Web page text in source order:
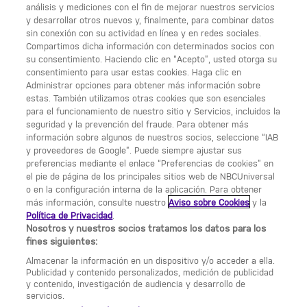
ENLACES ÚTILES
Acerca de Calle 13
Condiciones generales de uso
Opciones de anuncios
Política de privacidad
UNA DIVISIÓN DE NBCUNIVERSAL
NBCUNIVERSAL
Contáctanos por email:
contact.Calle13@nbcuni.com
NBC Universal Global Networks España S.L.U.
Edificio Torre Europa. Paseo de la Castellana, 95.
Planta 10 28046 Madrid B-82227893
análisis y mediciones con el fin de mejorar nuestros servicios
y desarrollar otros nuevos y, finalmente, para combinar datos
sin conexión con su actividad en línea y en redes sociales.
Compartimos dicha información con determinados socios con
su consentimiento. Haciendo clic en “Acepto”, usted otorga su
consentimiento para usar estas cookies. Haga clic en
Administrar opciones para obtener más información sobre
estas. También utilizamos otras cookies que son esenciales
para el funcionamiento de nuestro sitio y Servicios, incluidos la
seguridad y la prevención del fraude. Para obtener más
información sobre algunos de nuestros socios, seleccione “IAB
y proveedores de Google”. Puede siempre ajustar sus
preferencias mediante el enlace “Preferencias de cookies” en
el pie de página de los principales sitios web de NBCUniversal
o en la configuración interna de la aplicación. Para obtener
más información, consulte nuestroAviso sobre Cookies y la
Política de Privacidad
Nosotros y nuestros socios tratamos los datos para los
fines siguientes:
Almacenar la información en un dispositivo y/o acceder a ella.
Publicidad y contenido personalizados, medición de publicidad
y contenido, investigación de audiencia y desarrollo de
servicios.